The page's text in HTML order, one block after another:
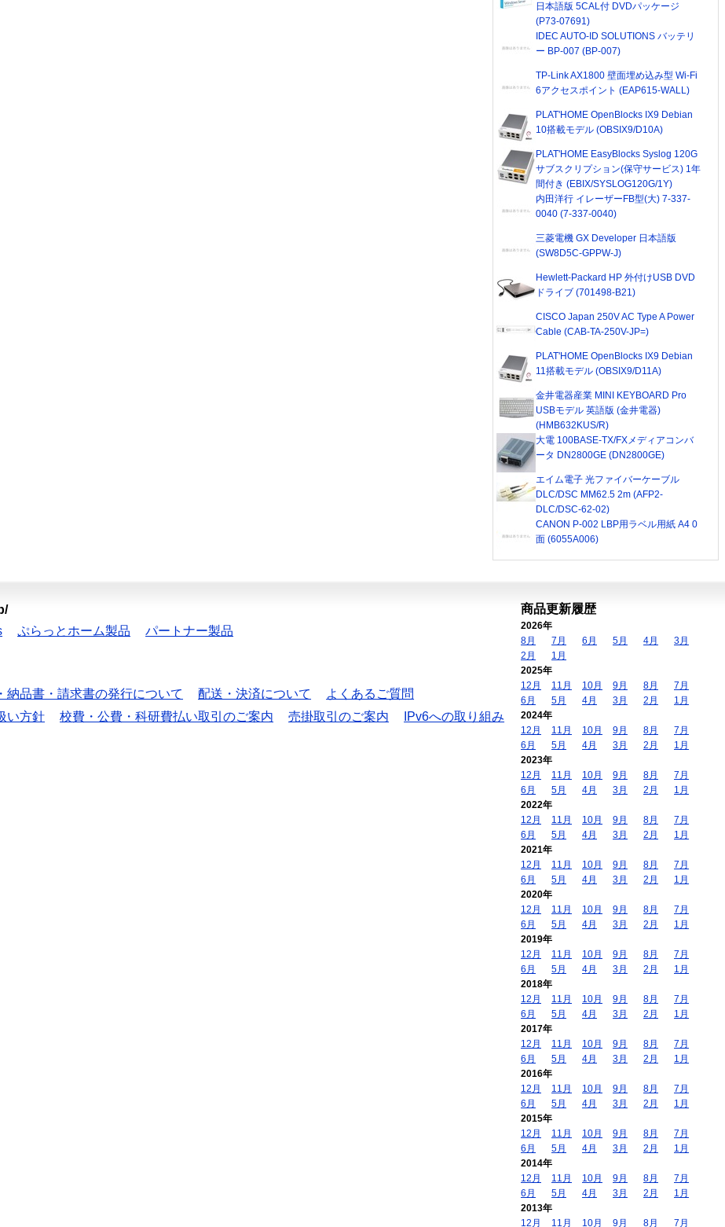
日本語版 5CAL付 DVDパッケージ
(P73-07691)
IDEC AUTO-ID SOLUTIONS バッテリ
ー BP-007 (BP-007)
TP-Link AX1800 壁面埋め込み型 Wi-Fi
6アクセスポイント (EAP615-WALL)
PLAT'HOME OpenBlocks IX9 Debian
10搭載モデル (OBSIX9/D10A)
PLAT'HOME EasyBlocks Syslog 120G
サブスクリプション(保守サービス) 1年
間付き (EBIX/SYSLOG120G/1Y)
内田洋行 イレーザーFB型(大) 7-337-
0040 (7-337-0040)
三菱電機 GX Developer 日本語版
(SW8D5C-GPPW-J)
Hewlett-Packard HP 外付けUSB DVD
ドライブ (701498-B21)
CISCO Japan 250V AC Type A Power
Cable (CAB-TA-250V-JP=)
PLAT'HOME OpenBlocks IX9 Debian
11搭載モデル (OBSIX9/D11A)
金井電器産業 MINI KEYBOARD Pro
USBモデル 英語版 (金井電器)
(HMB632KUS/R)
大電 100BASE-TX/FXメディアコンバ
ータ DN2800GE (DN2800GE)
エイム電子 光ファイバーケーブル
DLC/DSC MM62.5 2m (AFP2-
DLC/DSC-62-02)
CANON P-002 LBP用ラベル用紙 A4 0
面 (6055A006)
ぷらっとホーム製品 パートナー製品
納品書・請求書の発行について 配送・決済について
よくあるご質問
い方針 校費・公費・科研費払い取引のご案内 売掛取引のご案内
IPv6への取り組み
商品更新履歴
2026年
8月
7月 6月 5月 4月
3月
2月
1月
2025年
12月
11月 10月 9月 8月
7月
6月
5月 4月 3月 2月
1月
2024年
12月
11月 10月 9月 8月
7月
6月
5月 4月 3月 2月
1月
2023年
12月
11月 10月 9月 8月
7月
6月
5月 4月 3月 2月
1月
2022年
12月
11月 10月 9月 8月
7月
6月
5月 4月 3月 2月
1月
2021年
12月
11月 10月 9月 8月
7月
6月
5月 4月 3月 2月
1月
2020年
12月
11月 10月 9月 8月
7月
6月
5月 4月 3月 2月
1月
2019年
12月
11月 10月 9月 8月
7月
6月
5月 4月 3月 2月
1月
2018年
12月
11月 10月 9月 8月
7月
6月
5月 4月 3月 2月
1月
2017年
12月
11月 10月 9月 8月
7月
6月
5月 4月 3月 2月
1月
2016年
12月
11月 10月 9月 8月
7月
6月
5月 4月 3月 2月
1月
2015年
12月
11月 10月 9月 8月
7月
6月
5月 4月 3月 2月
1月
2014年
12月
11月 10月 9月 8月
7月
6月
5月 4月 3月 2月
1月
2013年
12月
11月 10月 9月 8月 7月